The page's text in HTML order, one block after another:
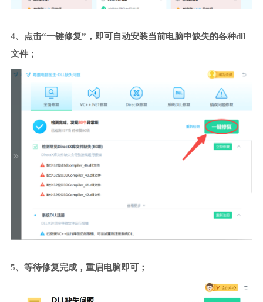
4、点击“一键修复”，即可自动安装当前电脑中缺失的各种dll
文件；
5、等待修复完成，重启电脑即可；